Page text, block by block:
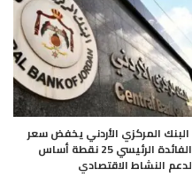
البنك المركزي الأردني يخفض سعر
الفائدة الرئيسي 25 نقطة أساس
لدعم النشاط الاقتصادي